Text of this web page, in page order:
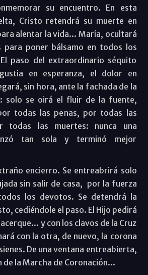
su encuentro. En esta
Cristo retendrá su muerte en
alentar la vida... María, ocultará
para poner bálsamo en todos los
paso del extraordinario séquito
en esperanza, el dolor en
sin hora, ante la fachada de la
solo se oirá el fluir de la fuente,
todas las penas, por todas las
todas las muertes: nunca una
tan sola y terminó mejor
encierro. Se entreabrirá solo
sin salir de casa, por la fuerza
los devotos. Se detendrá la
cediéndole el paso. El Hijo pedirá
y con los clavos de la Cruz
con la otra, de nuevo, la corona
sienes. De una ventana entreabierta,
de la Marcha de Coronación...